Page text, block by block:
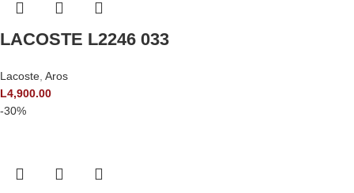
LACOSTE L2246 033
Lacoste, Aros
L4,900.00
-30%